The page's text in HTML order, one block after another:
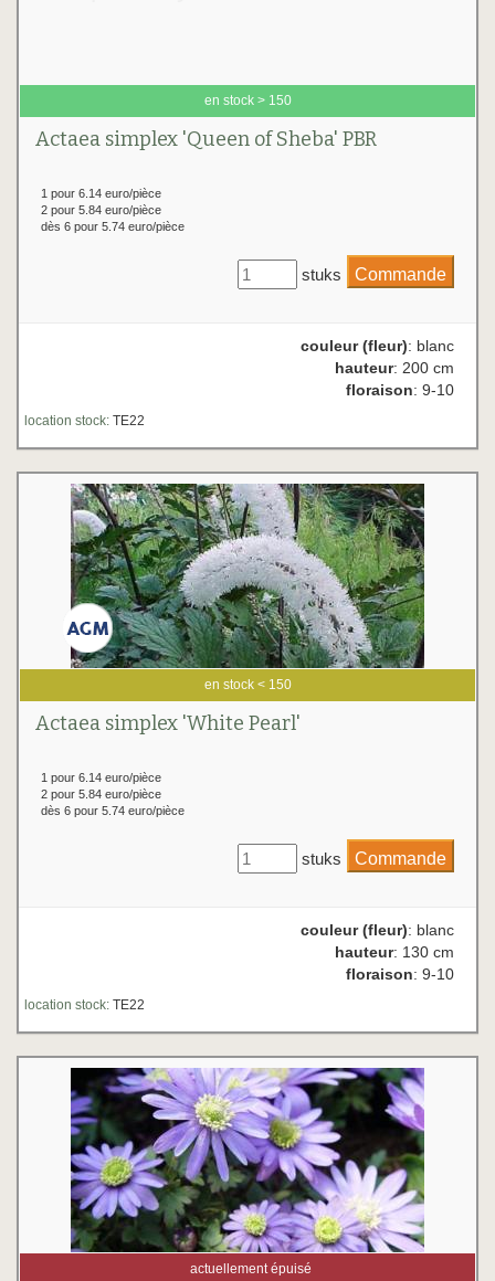
en stock > 150
Actaea simplex 'Queen of Sheba' PBR
1 pour 6.14 euro/pièce
2 pour 5.84 euro/pièce
dès 6 pour 5.74 euro/pièce
stuks
couleur (fleur): blanc
hauteur: 200 cm
floraison: 9-10
location stock: TE22
en stock < 150
Actaea simplex 'White Pearl'
1 pour 6.14 euro/pièce
2 pour 5.84 euro/pièce
dès 6 pour 5.74 euro/pièce
stuks
couleur (fleur): blanc
hauteur: 130 cm
floraison: 9-10
location stock: TE22
actuellement épuisé